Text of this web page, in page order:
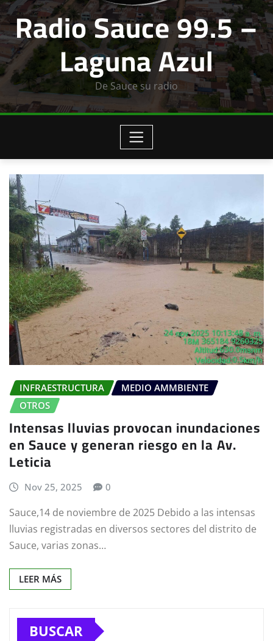
Radio Sauce 99.5 –
Laguna Azul
De Sauce su radio
INFRAESTRUCTURA
MEDIO AMMBIENTE
OTROS
Intensas lluvias provocan inundaciones
en Sauce y generan riesgo en la Av.
Leticia
Nov 25, 2025 0
Sauce,14 de noviembre de 2025 Debido a las intensas
lluvias registradas en diversos sectores del distrito de
Sauce, varias zonas…
LEER MÁS
BUSCAR